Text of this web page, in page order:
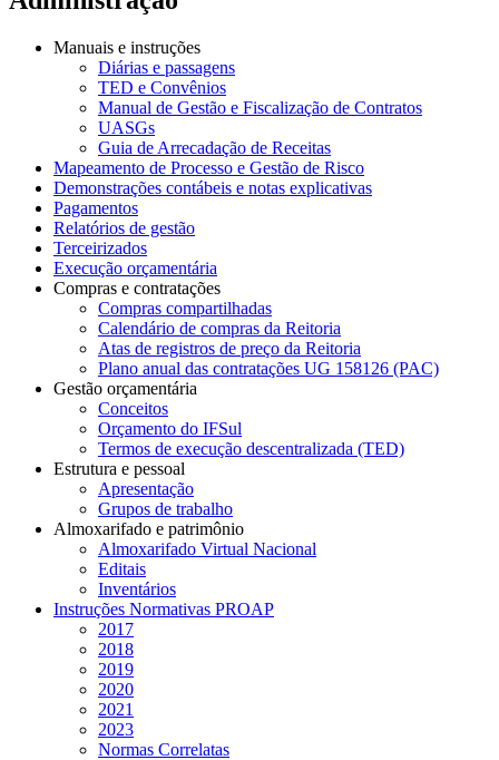
Manuais e instruções
Diárias e passagens
TED e Convênios
Manual de Gestão e Fiscalização de Contratos
UASGs
Guia de Arrecadação de Receitas
Mapeamento de Processo e Gestão de Risco
Demonstrações contábeis e notas explicativas
Pagamentos
Relatórios de gestão
Terceirizados
Execução orçamentária
Compras e contratações
Compras compartilhadas
Calendário de compras da Reitoria
Atas de registros de preço da Reitoria
Plano anual das contratações UG 158126 (PAC)
Gestão orçamentária
Conceitos
Orçamento do IFSul
Termos de execução descentralizada (TED)
Estrutura e pessoal
Apresentação
Grupos de trabalho
Almoxarifado e patrimônio
Almoxarifado Virtual Nacional
Editais
Inventários
Instruções Normativas PROAP
2017
2018
2019
2020
2021
2023
Normas Correlatas